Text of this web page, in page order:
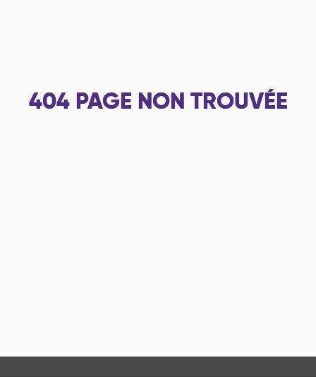
404 PAGE NON TROUVÉE